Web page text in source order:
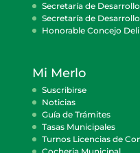
Secretaría de
Secretaría de
Honorable Concejo
Mi Merlo
Suscribirse
Noticias
Guía de Trámites
Tasas Municipales
Turnos Licencias de